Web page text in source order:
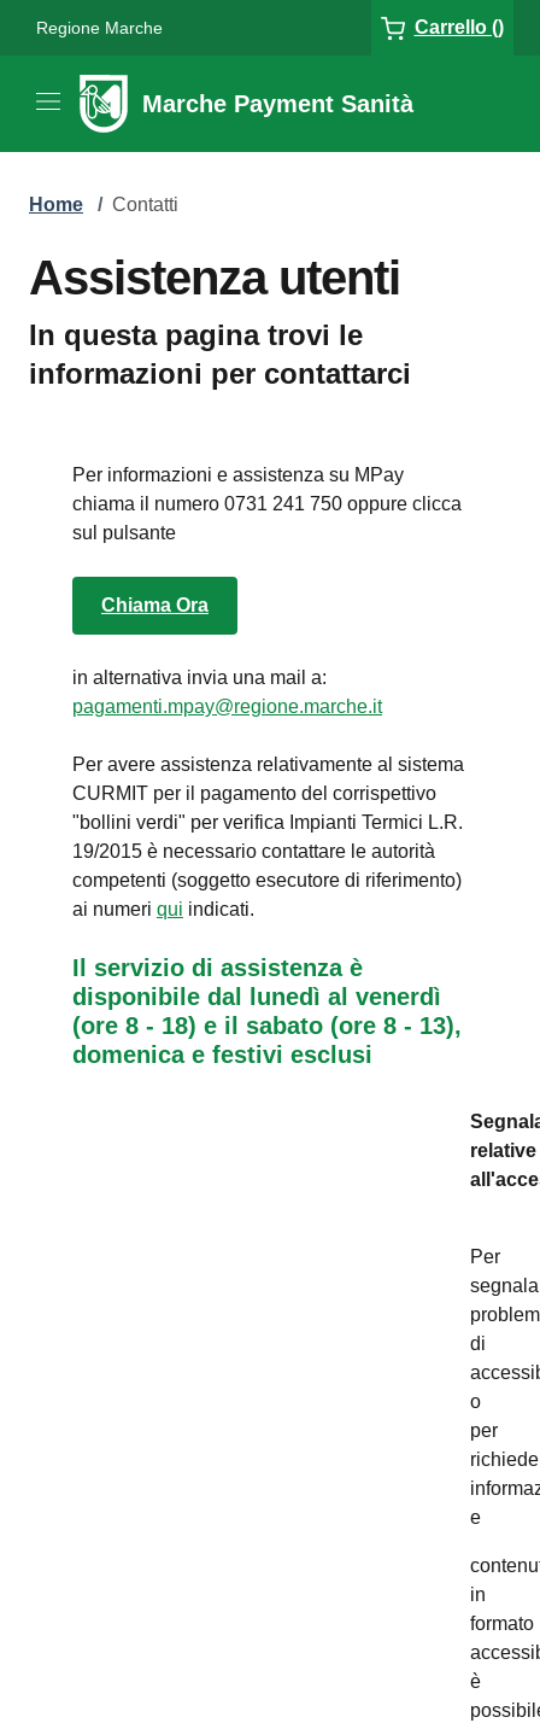
Regione Marche Carrello ()
Marche Payment Sanità
Home / Contatti
Assistenza utenti
In questa pagina trovi le
informazioni per contattarci
Per informazioni e assistenza su MPay
chiama il numero 0731 241 750 oppure clicca
sul pulsante
Chiama Ora
in alternativa invia una mail a:
pagamenti.mpay@regione.marche.it
Per avere assistenza relativamente al sistema
CURMIT per il pagamento del corrispettivo
"bollini verdi" per verifica Impianti Termici L.R.
19/2015 è necessario contattare le autorità
competenti (soggetto esecutore di riferimento)
ai numeri qui indicati.
Il servizio di assistenza è
disponibile dal lunedì al venerdì
(ore 8 - 18) e il sabato (ore 8 - 13),
domenica e festivi esclusi
relative
Per
di
o
per
e
in
formato
è